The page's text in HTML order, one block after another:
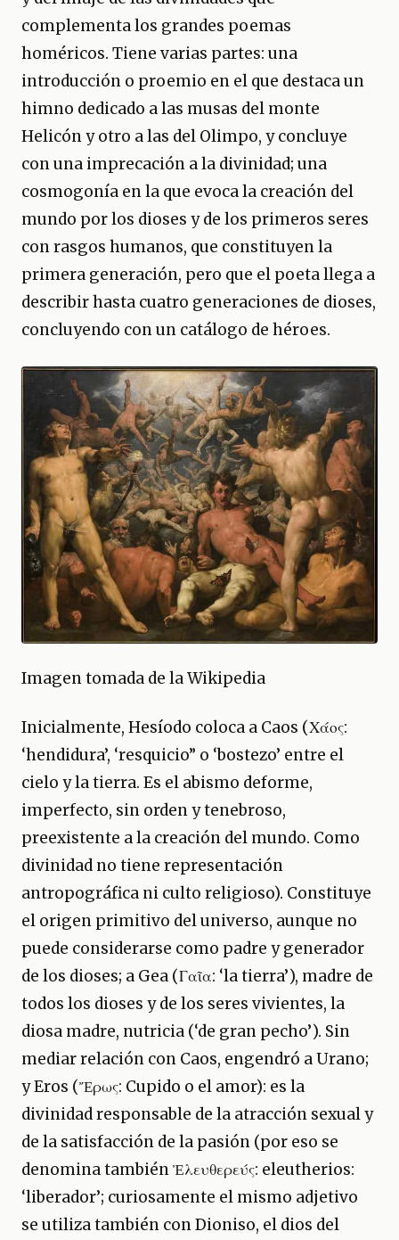
complementa los grandes poemas
homéricos. Tiene varias partes: una
introducción o proemio en el que destaca un
himno dedicado a las musas del monte
Helicón y otro a las del Olimpo, y concluye
con una imprecación a la divinidad; una
cosmogonía en la que evoca la creación del
mundo por los dioses y de los primeros seres
con rasgos humanos, que constituyen la
primera generación, pero que el poeta llega a
describir hasta cuatro generaciones de dioses,
concluyendo con un catálogo de héroes.
Imagen tomada de la Wikipedia
Inicialmente, Hesíodo coloca a Caos (Χάος:
‘hendidura’, ‘resquicio” o ‘bostezo’ entre el
cielo y la tierra. Es el abismo deforme,
imperfecto, sin orden y tenebroso,
preexistente a la creación del mundo. Como
divinidad no tiene representación
antropográfica ni culto religioso). Constituye
el origen primitivo del universo, aunque no
puede considerarse como padre y generador
de los dioses; a Gea (Γαῖα: ‘la tierra’), madre de
todos los dioses y de los seres vivientes, la
diosa madre, nutricia (‘de gran pecho’). Sin
mediar relación con Caos, engendró a Urano;
y Eros (Ἔρως: Cupido o el amor): es la
divinidad responsable de la atracción sexual y
de la satisfacción de la pasión (por eso se
denomina también Ἐλευθερεύς: eleutherios:
‘liberador’; curiosamente el mismo adjetivo
se utiliza también con Dioniso, el dios del